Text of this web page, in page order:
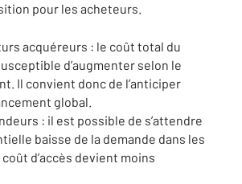
pour les acheteurs.
acquéreurs : le coût total du
d’augmenter selon le
Il convient donc de l’anticiper
global.
: il est possible de s’attendre
baisse de la demande dans les
d’accès devient moins